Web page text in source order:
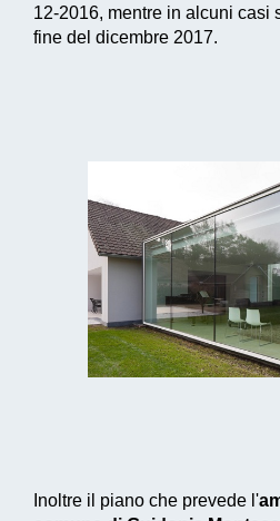
12-2016, mentre in alcuni casi
fine del dicembre 2017.
Inoltre il piano che prevede l'